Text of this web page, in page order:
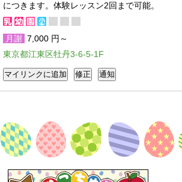
につきます。体験レッスン2回まで可能。
月謝 7,000 円～
東京都江東区牡丹3-6-5-1F